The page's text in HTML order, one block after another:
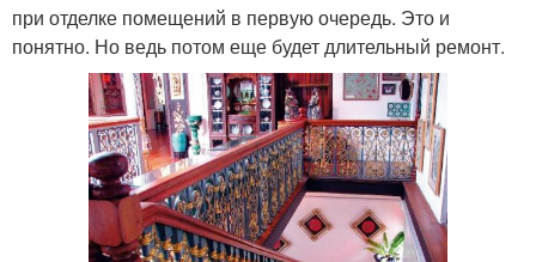
при отделке помещений в первую очередь. Это и
понятно. Но ведь потом еще будет длительный ремонт.